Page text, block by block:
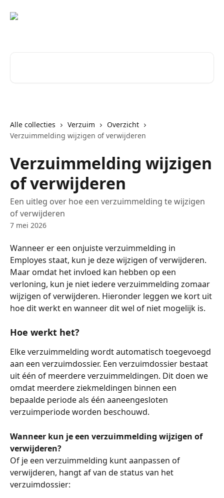
Alle collecties Verzuim
Overzicht
Verzuimmelding wijzigen of verwijderen
Verzuimmelding wijzigen
of verwijderen
Een uitleg over hoe een verzuimmelding te wijzigen
of verwijderen
7 mei 2026
Wanneer er een onjuiste verzuimmelding in
Employes staat, kun je deze wijzigen of verwijderen.
Maar omdat het invloed kan hebben op een
verloning, kun je niet iedere verzuimmelding zomaar
wijzigen of verwijderen. Hieronder leggen we kort uit
hoe dit werkt en wanneer dit wel of niet mogelijk is.
Hoe werkt het?
Elke verzuimmelding wordt automatisch toegevoegd
aan een verzuimdossier. Een verzuimdossier bestaat
uit één of meerdere verzuimmeldingen. Dit doen we
omdat meerdere ziekmeldingen binnen een
bepaalde periode als één aaneengesloten
verzuimperiode worden beschouwd.
Wanneer kun je een verzuimmelding wijzigen of
verwijderen?
Of je een verzuimmelding kunt aanpassen of
verwijderen, hangt af van de status van het
verzuimdossier: